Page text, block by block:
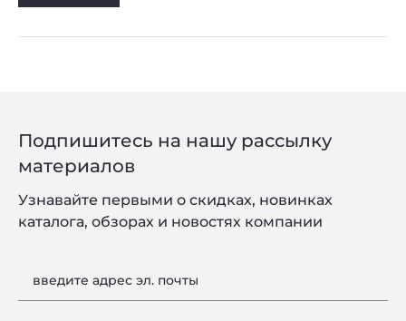
Подпишитесь на нашу рассылку
материалов
Узнавайте первыми о скидках, новинках
каталога, обзорах и новостях компании
введите адрес эл. почты